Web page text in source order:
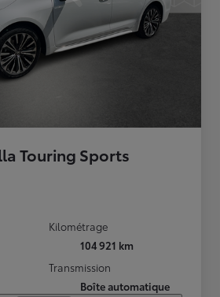
Touring Sports
Kilométrage
104 921 km
Transmission
Boîte automatique